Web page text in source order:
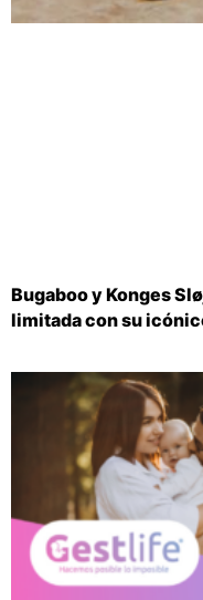
Bugaboo y Konges
limitada con su